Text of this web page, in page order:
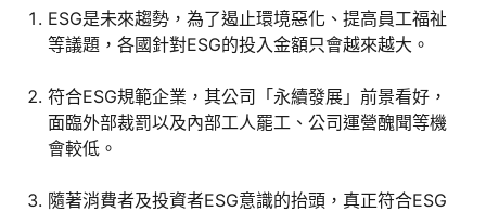
ESG是未來趨勢，為了遏止環境惡化、提高員工福祉
等議題，各國針對ESG的投入金額只會越來越大。
符合ESG規範企業，其公司「永續發展」前景看好，
面臨外部裁罰以及內部工人罷工、公司運營醜聞等機
會較低。
隨著消費者及投資者ESG意識的抬頭，真正符合ESG